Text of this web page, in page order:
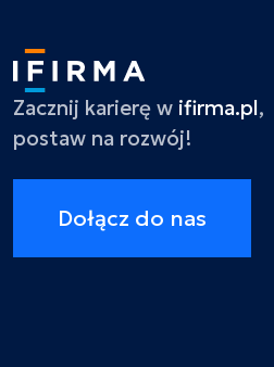
Zacznij karierę w ifirma.pl,
postaw na rozwój!
Dołącz do nas